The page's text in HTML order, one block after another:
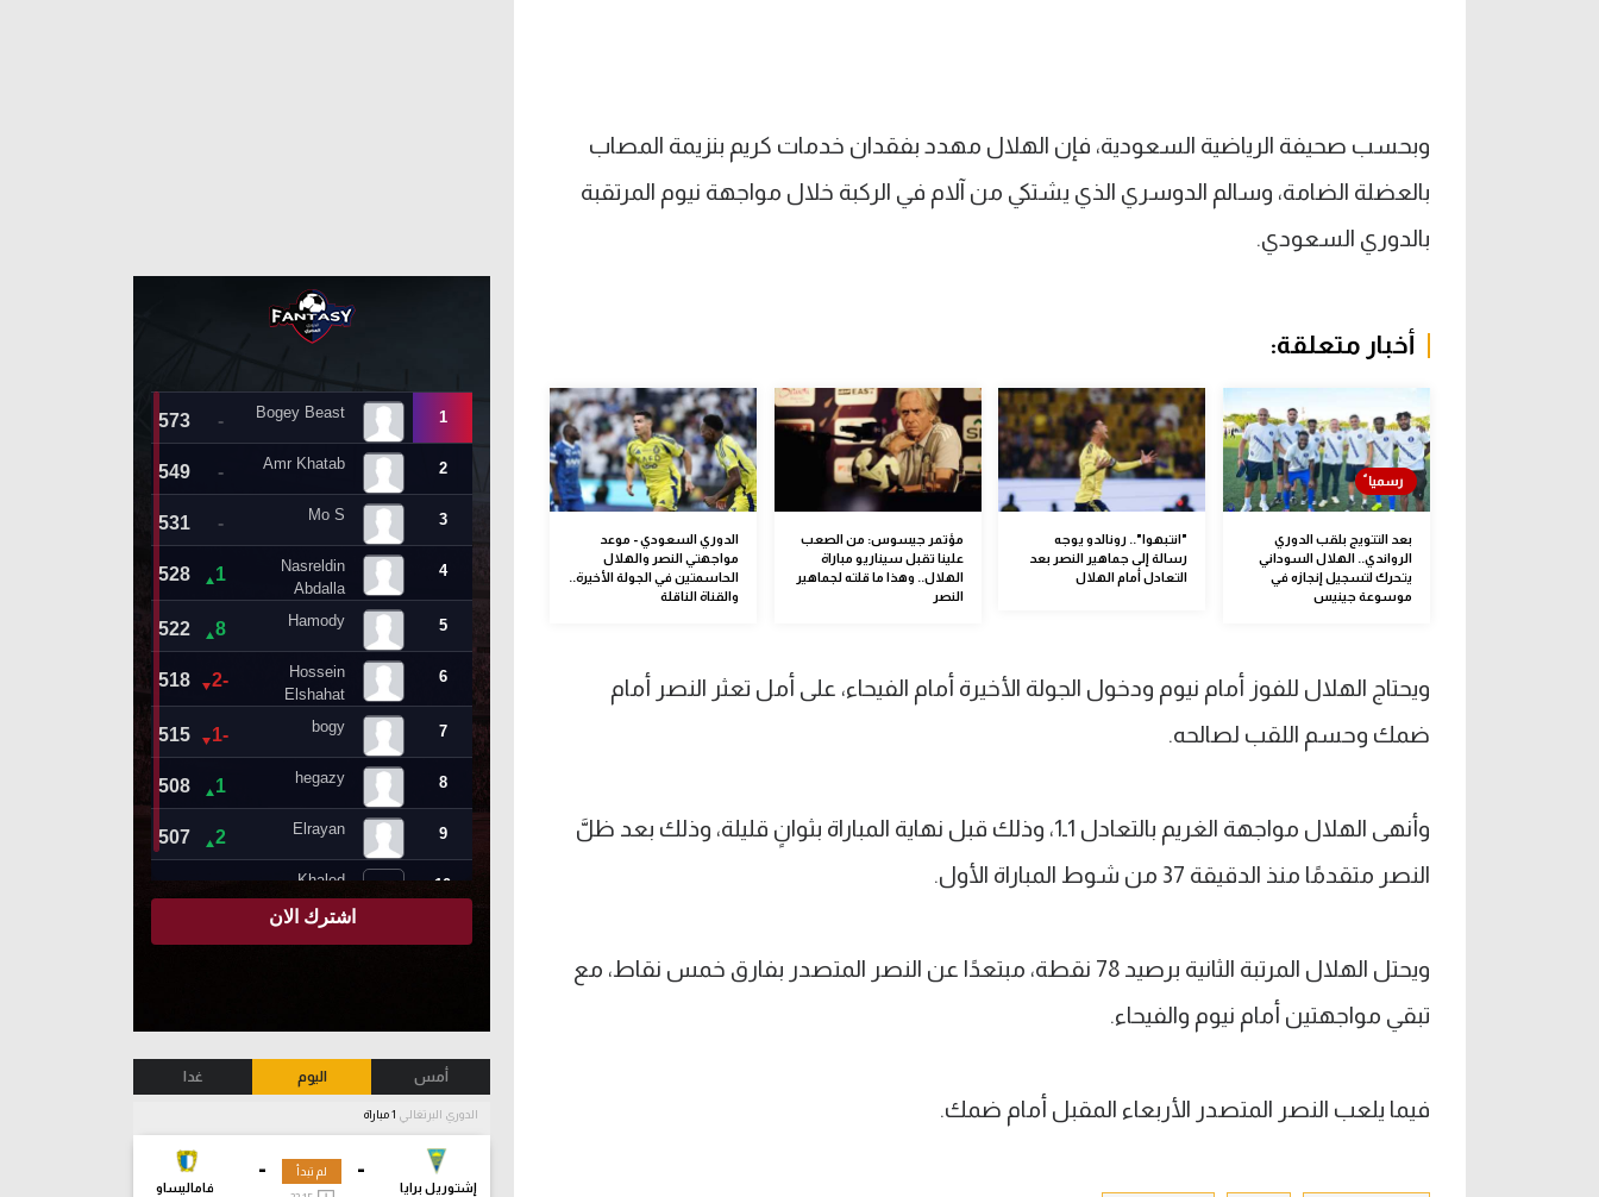
وبحسب صحيفة الرياضية السعودية، فإن الهلال مهدد بفقدان خدمات كريم بنزيمة المصاب
بالعضلة الضامة، وسالم الدوسري الذي يشتكي من آلام في الركبة خلال مواجهة نيوم المرتقبة
بالدوري السعودي.
أخبار متعلقة:
بعد التتويج بلقب الدوري
الرواندي.. الهلال السوداني
يتحرك لتسجيل إنجازه في
موسوعة جينيس
"انتبهوا".. رونالدو يوجه
رسالة إلى جماهير النصر بعد
التعادل أمام الهلال
مؤتمر جيسوس: من الصعب
علينا تقبل سيناريو مباراة
الهلال.. وهذا ما قلته لجماهير
النصر
الدوري السعودي - موعد
مواجهتي النصر والهلال
الحاسمتين في الجولة الأخيرة..
والقناة الناقلة
ويحتاج الهلال للفوز أمام نيوم ودخول الجولة الأخيرة أمام الفيحاء، على أمل تعثر النصر أمام
ضمك وحسم اللقب لصالحه.
وأنهى الهلال مواجهة الغريم بالتعادل 1ـ1، وذلك قبل نهاية المباراة بثوانٍ قليلة، وذلك بعد ظلَّ
النصر متقدمًا منذ الدقيقة 37 من شوط المباراة الأول.
ويحتل الهلال المرتبة الثانية برصيد 78 نقطة، مبتعدًا عن النصر المتصدر بفارق خمس نقاط، مع
تبقي مواجهتين أمام نيوم والفيحاء.
فيما يلعب النصر المتصدر الأربعاء المقبل أمام ضمك.
أمس اليوم غدا
الدوري البرتغالي
-
إشتوريل برايا
-
فاماليساو
لم تبدأ